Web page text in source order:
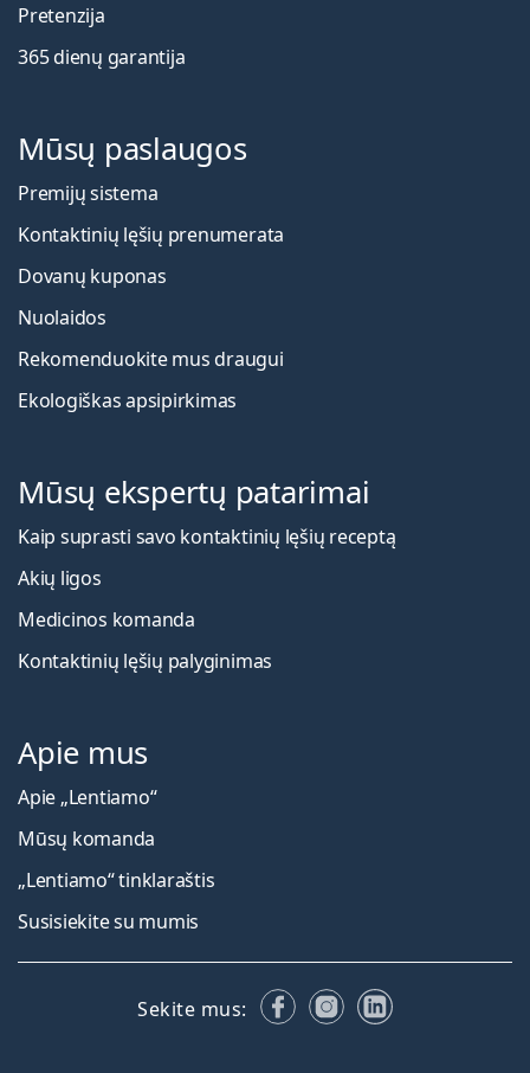
Pretenzija
365 dienų garantija
Mūsų paslaugos
Premijų sistema
Kontaktinių lęšių prenumerata
Dovanų kuponas
Nuolaidos
Rekomenduokite mus draugui
Ekologiškas apsipirkimas
Mūsų ekspertų patarimai
Kaip suprasti savo kontaktinių lęšių receptą
Akių ligos
Medicinos komanda
Kontaktinių lęšių palyginimas
Apie mus
Apie „Lentiamo“
Mūsų komanda
„Lentiamo“ tinklaraštis
Susisiekite su mumis
Sekite mus: FacebookInstagram
LinkedIn